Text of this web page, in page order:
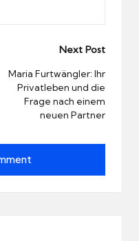
Next Post
Maria Furtwängler: Ihr
Privatleben und die
Frage nach einem
neuen Partner